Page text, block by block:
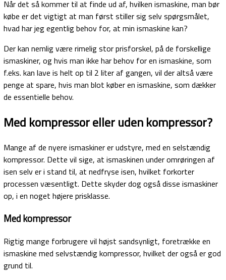
Når det så kommer til at finde ud af, hvilken ismaskine, man bør
købe er det vigtigt at man først stiller sig selv spørgsmålet,
hvad har jeg egentlig behov for, at min ismaskine kan?
Der kan nemlig være rimelig stor prisforskel, på de forskellige
ismaskiner, og hvis man ikke har behov for en ismaskine, som
f.eks. kan lave is helt op til 2 liter af gangen, vil der altså være
penge at spare, hvis man blot køber en ismaskine, som dækker
de essentielle behov.
Med kompressor eller uden kompressor?
Mange af de nyere ismaskiner er udstyre, med en selstændig
kompressor. Dette vil sige, at ismaskinen under omrøringen af
isen selv er i stand til, at nedfryse isen, hvilket forkorter
processen væsentligt. Dette skyder dog også disse ismaskiner
op, i en noget højere prisklasse.
Med kompressor
Rigtig mange forbrugere vil højst sandsynligt, foretrække en
ismaskine med selvstændig kompressor, hvilket der også er god
grund til.